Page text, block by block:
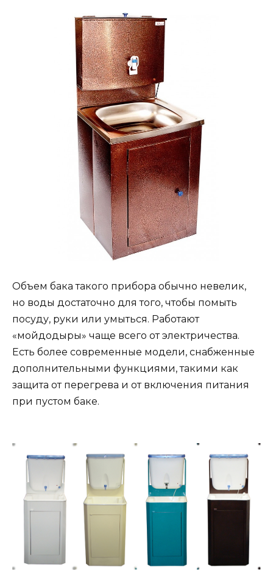
Объем бака такого прибора обычно невелик,
но воды достаточно для того, чтобы помыть
посуду, руки или умыться. Работают
«мойдодыры» чаще всего от электричества.
Есть более современные модели, снабженные
дополнительными функциями, такими как
защита от перегрева и от включения питания
при пустом баке.